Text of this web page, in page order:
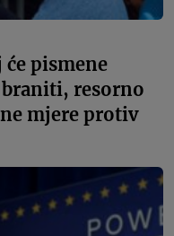
pismene
resorno
mjere protiv